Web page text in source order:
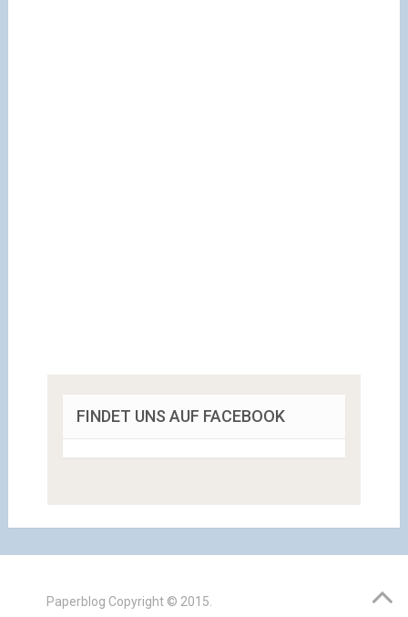
FINDET UNS AUF FACEBOOK
Paperblog Copyright © 2015.